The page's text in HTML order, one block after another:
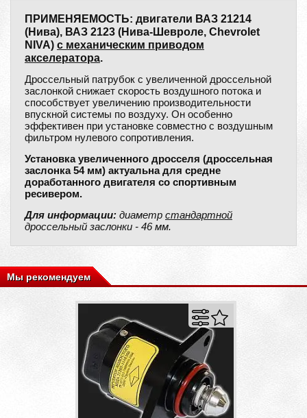
ПРИМЕНЯЕМОСТЬ: двигатели ВАЗ 21214
(Нива), ВАЗ 2123 (Нива-Шевроле, Chevrolet
NIVA) с механическим приводом
акселератора.
Дроссельный патрубок с увеличенной дроссельной
заслонкой снижает скорость воздушного потока и
способствует увеличению производительности
впускной системы по воздуху. Он особенно
эффективен при установке совместно с воздушным
фильтром нулевого сопротивления.
Установка увеличенного дросселя (дроссельная
заслонка 54 мм) актуальна для средне
доработанного двигателя со спортивным
ресивером.
Для информации: диаметр стандартной
дроссельный заслонки - 46 мм.
Мы рекомендуем